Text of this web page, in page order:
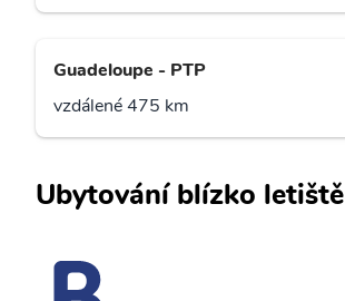
Guadeloupe - PTP
vzdálené 475 km
Ubytování blízko letiště